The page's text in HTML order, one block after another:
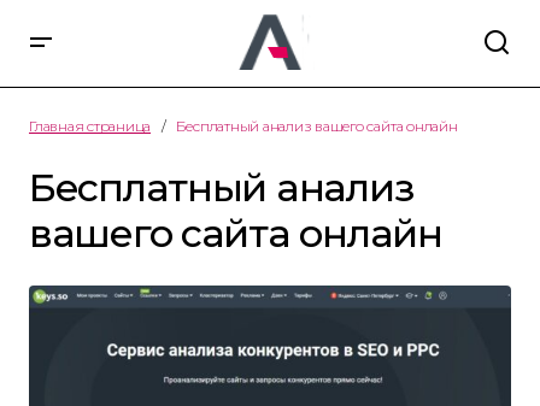
Главная страница Бесплатный анализ вашего сайта онлайн
Бесплатный анализ
вашего сайта онлайн